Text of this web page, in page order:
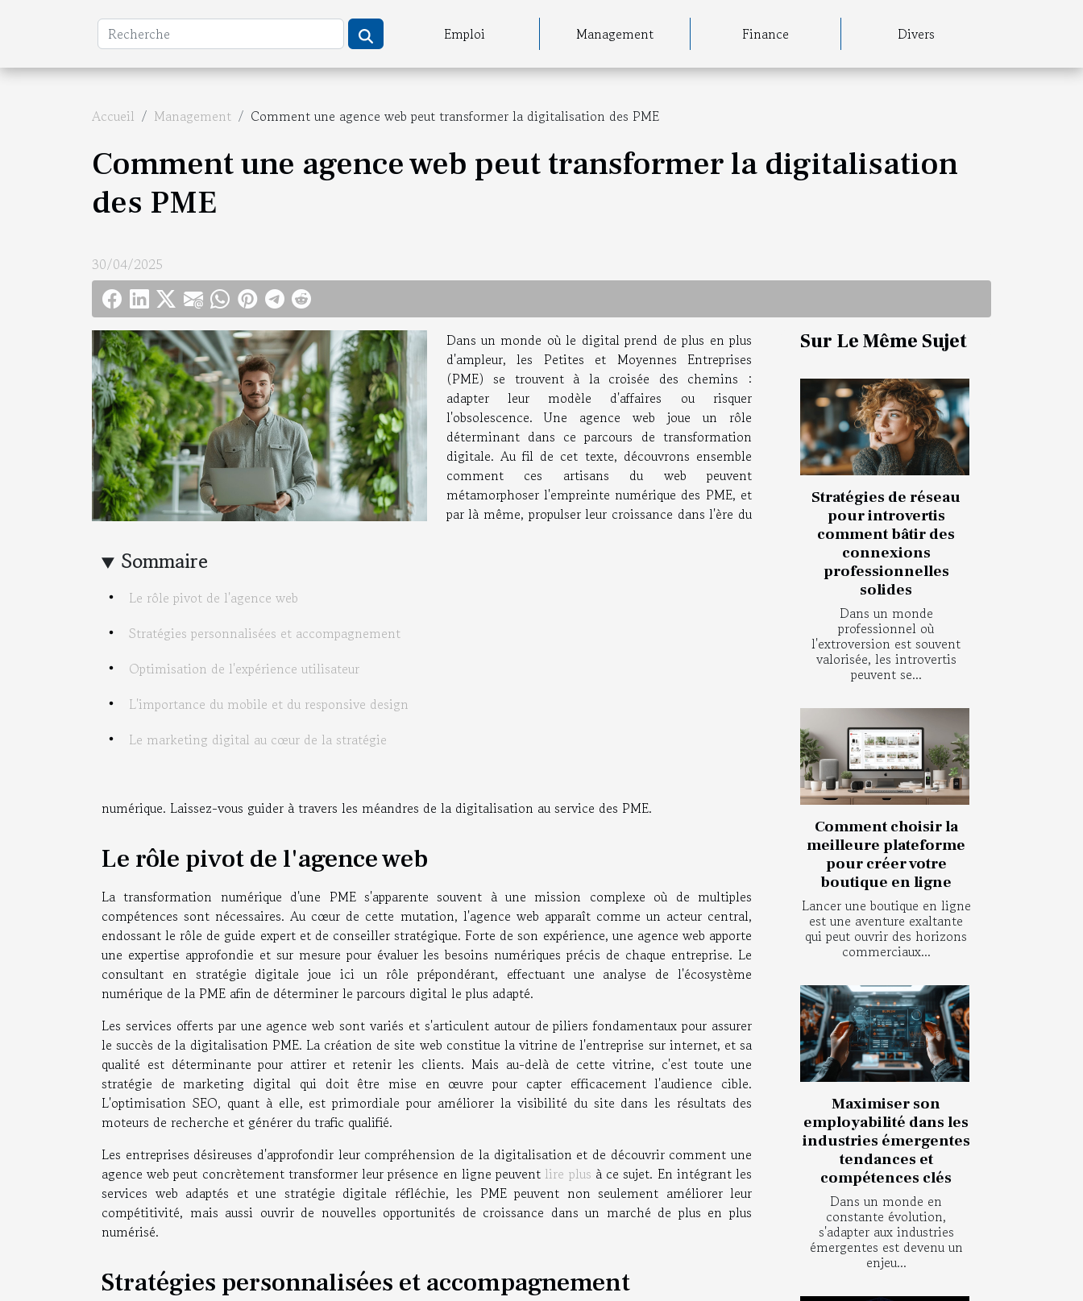
Emploi Management Finance Divers
Accueil Management Comment une agence web peut transformer la digitalisation des PME
Comment une agence web peut transformer la digitalisation
des PME
30/04/2025
Sommaire
Le rôle pivot de l'agence web
Stratégies personnalisées et accompagnement
Optimisation de l'expérience utilisateur
L'importance du mobile et du responsive design
Le marketing digital au cœur de la stratégie
Dans un monde où le digital prend de plus en plus
d'ampleur, les Petites et Moyennes Entreprises
(PME) se trouvent à la croisée des chemins :
adapter leur modèle d'affaires ou risquer
l'obsolescence. Une agence web joue un rôle
déterminant dans ce parcours de transformation
digitale. Au fil de cet texte, découvrons ensemble
comment ces artisans du web peuvent
métamorphoser l'empreinte numérique des PME, et
par là même, propulser leur croissance dans l'ère du
numérique. Laissez-vous guider à travers les méandres de la digitalisation au service des PME.
Le rôle pivot de l'agence web
La transformation numérique d'une PME s'apparente souvent à une mission complexe où de multiples
compétences sont nécessaires. Au cœur de cette mutation, l'agence web apparaît comme un acteur central,
endossant le rôle de guide expert et de conseiller stratégique. Forte de son expérience, une agence web apporte
une expertise approfondie et sur mesure pour évaluer les besoins numériques précis de chaque entreprise. Le
consultant en stratégie digitale joue ici un rôle prépondérant, effectuant une analyse de l'écosystème
numérique de la PME afin de déterminer le parcours digital le plus adapté.
Les services offerts par une agence web sont variés et s'articulent autour de piliers fondamentaux pour assurer
le succès de la digitalisation PME. La création de site web constitue la vitrine de l'entreprise sur internet, et sa
qualité est déterminante pour attirer et retenir les clients. Mais au-delà de cette vitrine, c'est toute une
stratégie de marketing digital qui doit être mise en œuvre pour capter efficacement l'audience cible.
L'optimisation SEO, quant à elle, est primordiale pour améliorer la visibilité du site dans les résultats des
moteurs de recherche et générer du trafic qualifié.
Les entreprises désireuses d'approfondir leur compréhension de la digitalisation et de découvrir comment une
agence web peut concrètement transformer leur présence en ligne peuvent lire plus à ce sujet. En intégrant les
services web adaptés et une stratégie digitale réfléchie, les PME peuvent non seulement améliorer leur
compétitivité, mais aussi ouvrir de nouvelles opportunités de croissance dans un marché de plus en plus
numérisé.
Stratégies personnalisées et accompagnement
Sur Le Même Sujet
Stratégies de réseau
pour introvertis
comment bâtir des
connexions
professionnelles
solides
Dans un monde
professionnel où
l'extroversion est souvent
valorisée, les introvertis
peuvent se...
Comment choisir la
meilleure plateforme
pour créer votre
boutique en ligne
Lancer une boutique en ligne
est une aventure exaltante
qui peut ouvrir des horizons
commerciaux...
Maximiser son
employabilité dans les
industries émergentes
tendances et
compétences clés
Dans un monde en
constante évolution,
s'adapter aux industries
émergentes est devenu un
enjeu...